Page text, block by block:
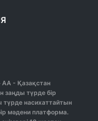
- Қазақстан
заңды түрде бір
насихаттайтын
мәдени платформа.